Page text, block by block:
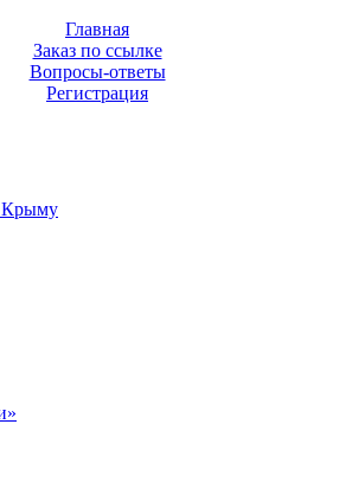
Главная
Заказ по ссылке
Вопросы-ответы
Регистрация
Крыму